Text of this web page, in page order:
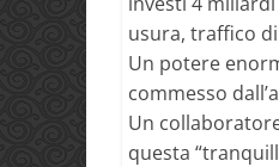
usura, traffico
Un potere
commesso
Un
questa